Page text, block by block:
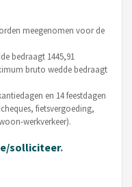
meegenomen voor de
bedraagt 1445,91
bruto wedde bedraagt
en 14 feestdagen
fietsvergoeding,
werkverkeer).
solliciteer.